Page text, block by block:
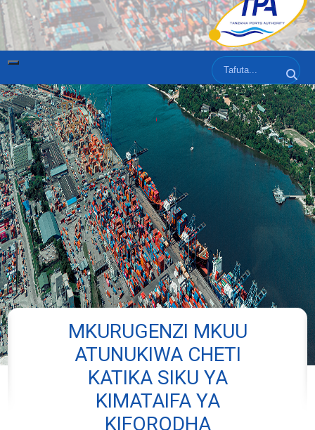
Tafuta
MKURUGENZI MKUU
ATUNUKIWA CHETI
KATIKA SIKU YA
KIMATAIFA YA
KIFORODHA